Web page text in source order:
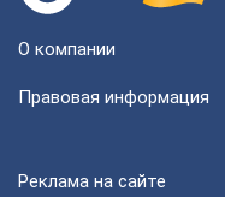
О компании
Правовая информация
Реклама на сайте